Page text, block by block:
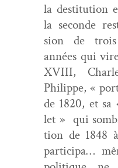
la des­ti­tu­tion
la sec­onde
sion de
années qui
XVIII,
Philippe, «
de 1820, et
let » qui
tion de 1848
par­tic­i­pa…